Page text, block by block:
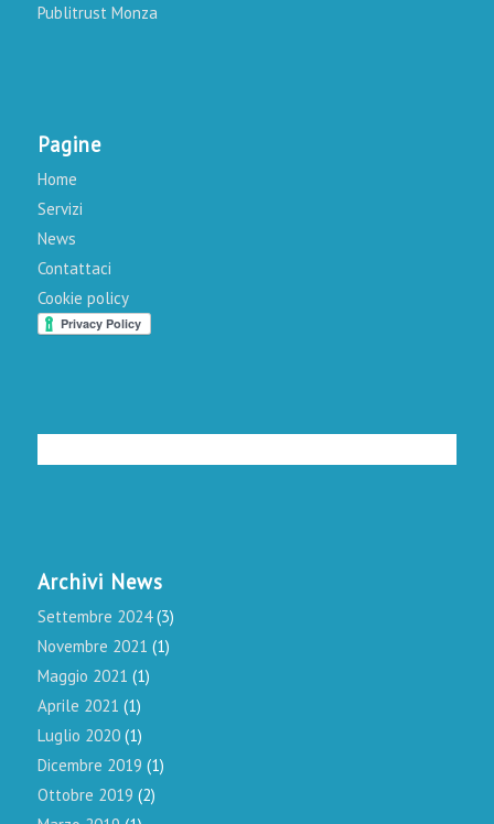
Publitrust Monza
Pagine
Home
Servizi
News
Contattaci
Cookie policy
Archivi News
Settembre 2024(3)
Novembre 2021 (1)
Maggio 2021 (1)
Aprile 2021 (1)
Luglio 2020(1)
Dicembre 2019 (1)
Ottobre 2019 (2)